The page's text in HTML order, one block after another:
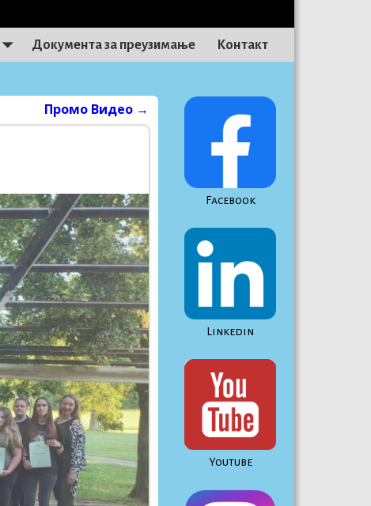
Документа за преузимање Контакт
Промо Видео →
Facebook
Linkedin
Youtube